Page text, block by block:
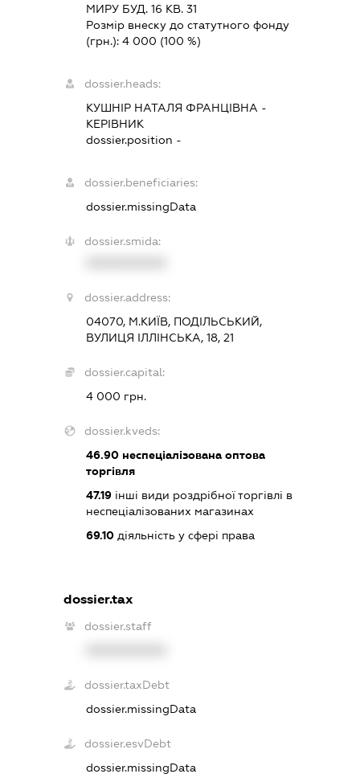
МИРУ БУД. 16 КВ. 31
Розмір внеску до статутного фонду
(грн.): 4 000 (100 %)
dossier.heads:
КУШНІР НАТАЛЯ ФРАНЦІВНА -
КЕРІВНИК
dossier.position -
dossier.beneficiaries:
dossier.missingData
dossier.smida:
dossier.address:
04070, М.КИЇВ, ПОДІЛЬСЬКИЙ,
ВУЛИЦЯ ІЛЛІНСЬКА, 18, 21
dossier.capital:
4 000 грн.
dossier.kveds:
46.90неспеціалізована оптова
торгівля
47.19інші види роздрібної торгівлі в
неспеціалізованих магазинах
69.10діяльність у сфері права
dossier.tax
dossier.staff
dossier.taxDebt
dossier.missingData
dossier.esvDebt
dossier.missingData